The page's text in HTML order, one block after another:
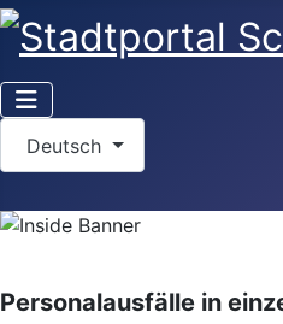
Deutsch
Personalausfälle in